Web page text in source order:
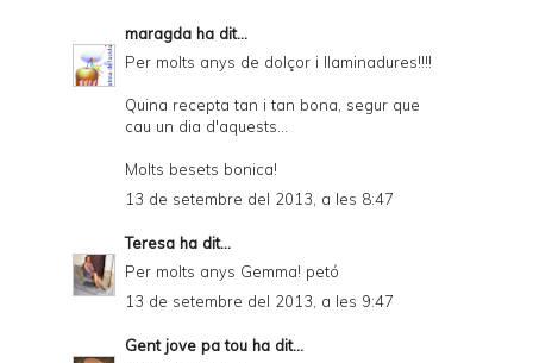
maragda ha dit...
Per molts anys de dolçor i llaminadures!!!!
Quina recepta tan i tan bona, segur que
cau un dia d'aquests...
Molts besets bonica!
13 de setembre del 2013, a les 8:47
Teresa ha dit...
Per molts anys Gemma! petó
13 de setembre del 2013, a les 9:47
Gent jove pa tou ha dit...